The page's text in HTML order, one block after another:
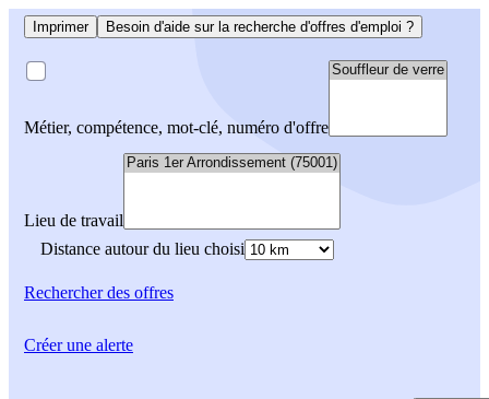
Imprimer Besoin d'aide sur la recherche d'offres d'emploi ?
Métier, compétence, mot-clé, numéro d'offre
Lieu de travail
Distance autour du lieu choisi
Rechercherdes offres
Créer une alerte